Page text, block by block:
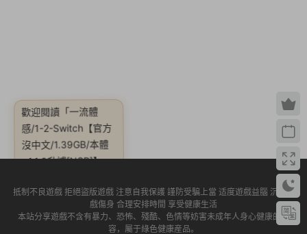
抵制不良遊戲 拒絕盜版遊戲 注意自我保護 謹防受騙上當 适度遊戲益腦 沉迷遊
戲傷身 合理安排時間 享受健康生活
本站分享遊戲不含有暴力、恐怖、殘酷、色情等妨害未成年人身心健康的内
容，屬于綠色健康産品。
歡迎閱讀 「一流體
感/1-2-Switch【官方
沒中文/1.39GB/本體
+1.1.0升補[NSP]】」